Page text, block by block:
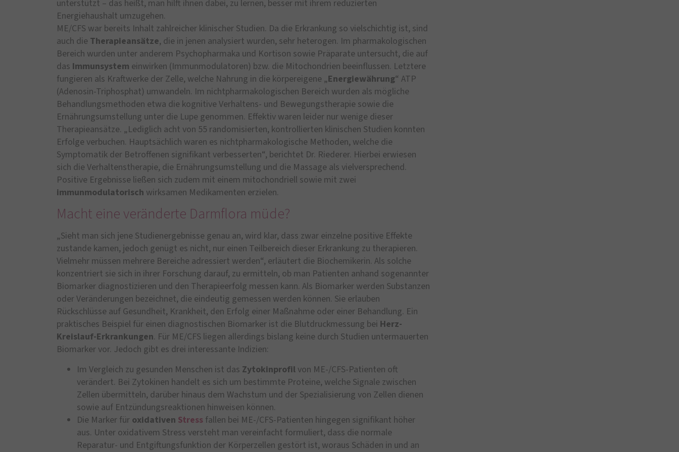
unterstützt – das heißt, man hilft ihnen dabei, zu lernen, besser mit ihrem reduzierten
Energiehaushalt umzugehen.
ME/CFS war bereits Inhalt zahlreicher klinischer Studien. Da die Erkrankung so vielschichtig ist, sind
auch die Therapieansätze, die in jenen analysiert wurden, sehr heterogen. Im pharmakologischen
Bereich wurden unter anderem Psychopharmaka und Kortison sowie Präparate untersucht, die auf
das Immunsystem einwirken (Immunmodulatoren) bzw. die Mitochondrien beeinflussen. Letztere
fungieren als Kraftwerke der Zelle, welche Nahrung in die körpereigene „Energiewährung“ ATP
(Adenosin-Triphosphat) umwandeln. Im nichtpharmakologischen Bereich wurden als mögliche
Behandlungsmethoden etwa die kognitive Verhaltens- und Bewegungstherapie sowie die
Ernährungsumstellung unter die Lupe genommen. Effektiv waren leider nur wenige dieser
Therapieansätze. „Lediglich acht von 55 randomisierten, kontrollierten klinischen Studien konnten
Erfolge verbuchen. Hauptsächlich waren es nichtpharmakologische Methoden, welche die
Symptomatik der Betroffenen signifikant verbesserten“, berichtet Dr. Riederer. Hierbei erwiesen
sich die Verhaltenstherapie, die Ernährungsumstellung und die Massage als vielversprechend.
Positive Ergebnisse ließen sich zudem mit einem mitochondriell sowie mit zwei
immunmodulatorisch wirksamen Medikamenten erzielen.
Macht eine veränderte Darmflora müde?
„Sieht man sich jene Studienergebnisse genau an, wird klar, dass zwar einzelne positive Effekte
zustande kamen, jedoch genügt es nicht, nur einen Teilbereich dieser Erkrankung zu therapieren.
Vielmehr müssen mehrere Bereiche adressiert werden“, erläutert die Biochemikerin. Als solche
konzentriert sie sich in ihrer Forschung darauf, zu ermitteln, ob man Patienten anhand sogenannter
Biomarker diagnostizieren und den Therapieerfolg messen kann. Als Biomarker werden Substanzen
oder Veränderungen bezeichnet, die eindeutig gemessen werden können. Sie erlauben
Rückschlüsse auf Gesundheit, Krankheit, den Erfolg einer Maßnahme oder einer Behandlung. Ein
praktisches Beispiel für einen diagnostischen Biomarker ist die Blutdruckmessung bei Herz-
Kreislauf-Erkrankungen. Für ME/CFS liegen allerdings bislang keine durch Studien untermauerten
Biomarker vor. Jedoch gibt es drei interessante Indizien:
Im Vergleich zu gesunden Menschen ist das Zytokinprofil von ME-/CFS-Patienten oft
verändert. Bei Zytokinen handelt es sich um bestimmte Proteine, welche Signale zwischen
Zellen übermitteln, darüber hinaus dem Wachstum und der Spezialisierung von Zellen dienen
sowie auf Entzündungsreaktionen hinweisen können.
Die Marker für oxidativen Stress fallen bei ME-/CFS-Patienten hingegen signifikant höher
aus. Unter oxidativem Stress versteht man vereinfacht formuliert, dass die normale
Reparatur- und Entgiftungsfunktion der Körperzellen gestört ist, woraus Schäden in und an